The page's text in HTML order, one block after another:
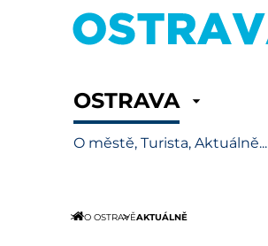
OSTRAVA
O městě, Turista, Aktuálně...
O OSTRAVĚAKTUÁLNĚ